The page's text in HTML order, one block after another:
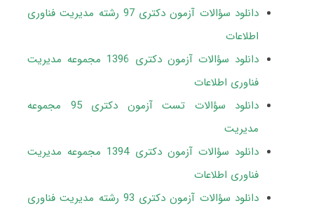
دانلود سؤالات آزمون دکتری 97 رشته مدیریت فناوری
اطلاعات
دانلود سؤالات آزمون دکتری 1396 مجموعه مدیریت
فناوری اطلاعات
دانلود سؤالات تست آزمون دکتری 95 مجموعه
مدیریت
دانلود سؤالات آزمون دکتری 1394 مجموعه مدیریت
فناوری اطلاعات
دانلود سؤالات آزمون دکتری 93 رشته مدیریت فناوری